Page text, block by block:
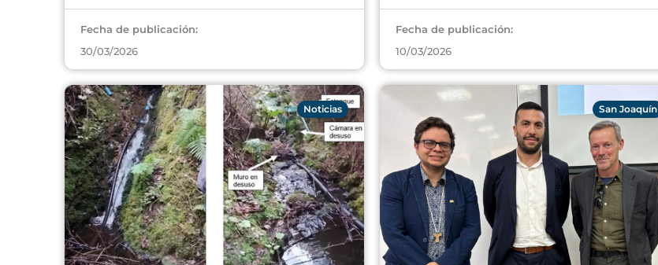
Fecha de publicación:
30/03/2026
Fecha de publicación:
10/03/2026
Noticias San Joaquín